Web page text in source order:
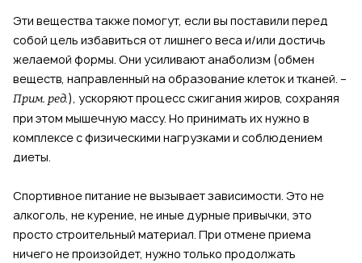
Эти вещества также помогут, если вы поставили перед
собой цель избавиться от лишнего веса и/или достичь
желаемой формы. Они усиливают анаболизм (обмен
веществ, направленный на образование клеток и тканей. –
Прим. ред.), ускоряют процесс сжигания жиров, сохраняя
при этом мышечную массу. Но принимать их нужно в
комплексе с физическими нагрузками и соблюдением
диеты.
Спортивное питание не вызывает зависимости. Это не
алкоголь, не курение, не иные дурные привычки, это
просто строительный материал. ⁠При отмене приема
ничего не произойдет, нужно только продолжать